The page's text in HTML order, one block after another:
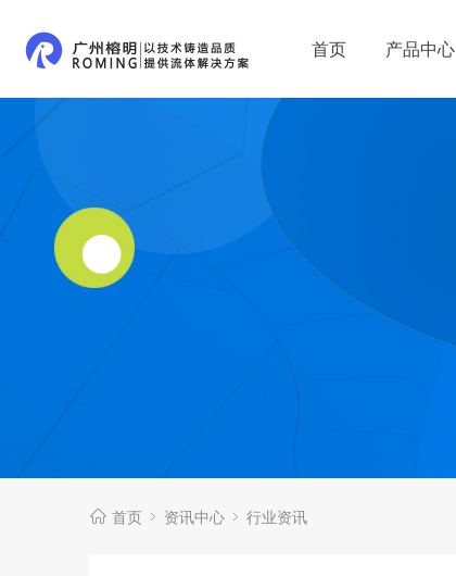
首页 产品中心
首页 资讯中心 行业资讯